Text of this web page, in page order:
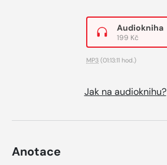
Audiokniha
199 Kč
MP3 (01:13:11 hod.)
Jak na audioknihu?
Anotace